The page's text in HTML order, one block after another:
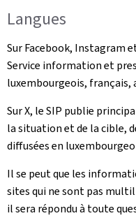
Langues
Sur Facebook, Instagram
Service information et
luxembourgeois, français,
Sur X, le SIP publie
la situation et de la cible,
diffusées en
Il se peut que les
sites qui ne sont pas
il sera répondu à toute